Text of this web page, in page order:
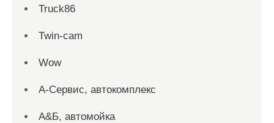
Truck86
Twin-cam
Wow
А-Сервис, автокомплекс
А&Б, автомойка